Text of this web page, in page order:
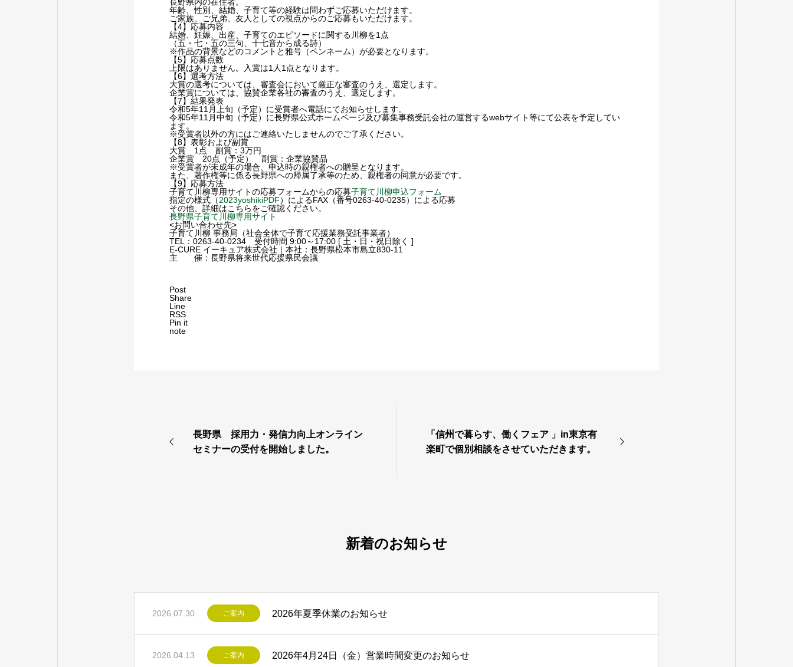
年齢、性別、結婚、子育て等の経験は問わずご応募いただけます。
ご家族、ご兄弟、友人としての視点からのご応募もいただけます。
【4】応募内容
結婚、妊娠、出産、子育てのエピソードに関する川柳を1点
（五・七・五の三句、十七音から成る詩）
※作品の背景などのコメントと雅号（ペンネーム）が必要となります。
【5】応募点数
上限はありません。入賞は1人1点となります。
【6】選考方法
大賞の選考については、審査会において厳正な審査のうえ、選定します。
企業賞については、協賛企業各社の審査のうえ、選定します。
【7】結果発表
令和5年11月上旬（予定）に受賞者へ電話にてお知らせします。
令和5年11月中旬（予定）に長野県公式ホームページ及び募集事務受託会社の運営するwebサイト等にて公表を予定してい
ます。
※受賞者以外の方にはご連絡いたしませんのでご了承ください。
【8】表彰および副賞
大賞 1点 副賞：3万円
企業賞 20点（予定） 副賞：企業協賛品
※受賞者が未成年の場合、申込時の親権者への贈呈となります。
また、著作権等に係る長野県への帰属了承等のため、親権者の同意が必要です。
【9】応募方法
子育て川柳専用サイトの応募フォームからの応募子育て川柳申込フォーム
指定の様式（2023yoshikiPDF）によるFAX（番号0263-40-0235）による応募
その他、詳細はこちらをご確認ください。
長野県子育て川柳専用サイト
<お問い合わせ先>
子育て川柳 事務局（社会全体で子育て応援業務受託事業者）
TEL：0263-40-0234 受付時間 9:00～17:00 [ 土・日・祝日除く ]
E-CURE イーキュア株式会社｜本社：長野県松本市島立830-11
主 催：長野県将来世代応援県民会議
Post
Share
Line
RSS
Pin it
note
長野県 採用力・発信力向上オンライン
セミナーの受付を開始しました。
「信州で暮らす、働くフェア 」in東京有
楽町で個別相談をさせていただきます。
新着のお知らせ
2026.07.30 ご案内 2026年夏季休業のお知らせ
2026.04.13 ご案内 2026年4月24日（金）営業時間変更のお知らせ